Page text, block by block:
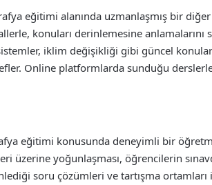
eğitimi alanında uzmanlaşmış bir
konuları derinlemesine
iklim değişikliği gibi güncel
Online platformlarda sunduğu
eğitimi konusunda deneyimli bir
üzerine yoğunlaşması, öğrencilerin
soru çözümleri ve tartışma